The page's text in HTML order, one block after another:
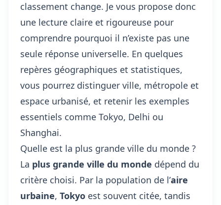
classement change. Je vous propose donc
une lecture claire et rigoureuse pour
comprendre pourquoi il n’existe pas une
seule réponse universelle. En quelques
repères géographiques et statistiques,
vous pourrez distinguer ville, métropole et
espace urbanisé, et retenir les exemples
essentiels comme Tokyo, Delhi ou
Shanghai.
Quelle est la plus grande ville du monde ?
La plus grande ville du monde dépend du
critère choisi. Par la population de l’aire
urbaine, Tokyo est souvent citée, tandis